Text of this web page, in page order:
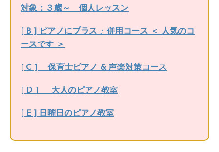
対象：３歳～ 個人レッスン
[ B ] ピアノにプラス ♪ 併用コース ＜ 人気のコ
ースです ＞
[ C ] 保育士ピアノ & 声楽対策コース
[ D ］ 大人のピアノ教室
[ E ] 日曜日のピアノ教室